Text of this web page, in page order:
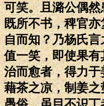
可笑。且潞公偶
既所不书，稗官
自而知？乃杨氏
值一笑，即使果
治而愈者，得力
藉茶之凉，制姜